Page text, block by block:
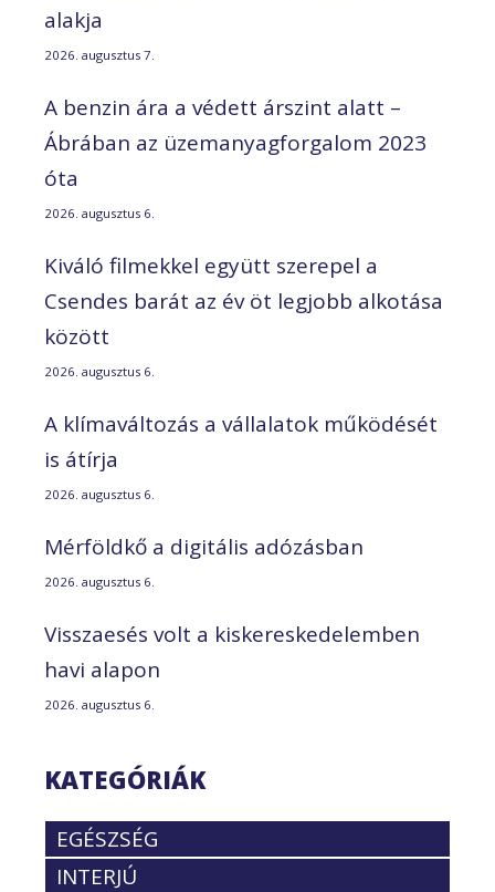
alakja
2026. augusztus 7.
A benzin ára a védett árszint alatt –
Ábrában az üzemanyagforgalom 2023
óta
2026. augusztus 6.
Kiváló filmekkel együtt szerepel a
Csendes barát az év öt legjobb alkotása
között
2026. augusztus 6.
A klímaváltozás a vállalatok működését
is átírja
2026. augusztus 6.
Mérföldkő a digitális adózásban
2026. augusztus 6.
Visszaesés volt a kiskereskedelemben
havi alapon
2026. augusztus 6.
KATEGÓRIÁK
EGÉSZSÉG
INTERJÚ